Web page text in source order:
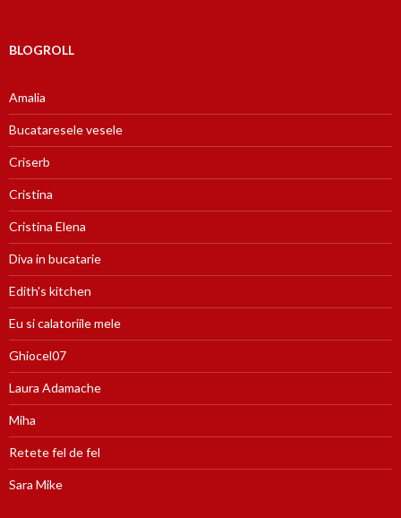
BLOGROLL
Amalia
Bucataresele vesele
Criserb
Cristina
Cristina Elena
Diva in bucatarie
Edith's kitchen
Eu si calatoriile mele
Ghiocel07
Laura Adamache
Miha
Retete fel de fel
Sara Mike